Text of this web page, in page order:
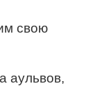
свою
аульвов,